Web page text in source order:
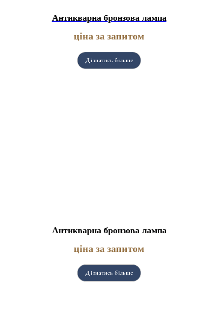
Антикварна бронзова лампа
ціна за запитом
Дізнатись більше
Антикварна бронзова лампа
ціна за запитом
Дізнатись більше